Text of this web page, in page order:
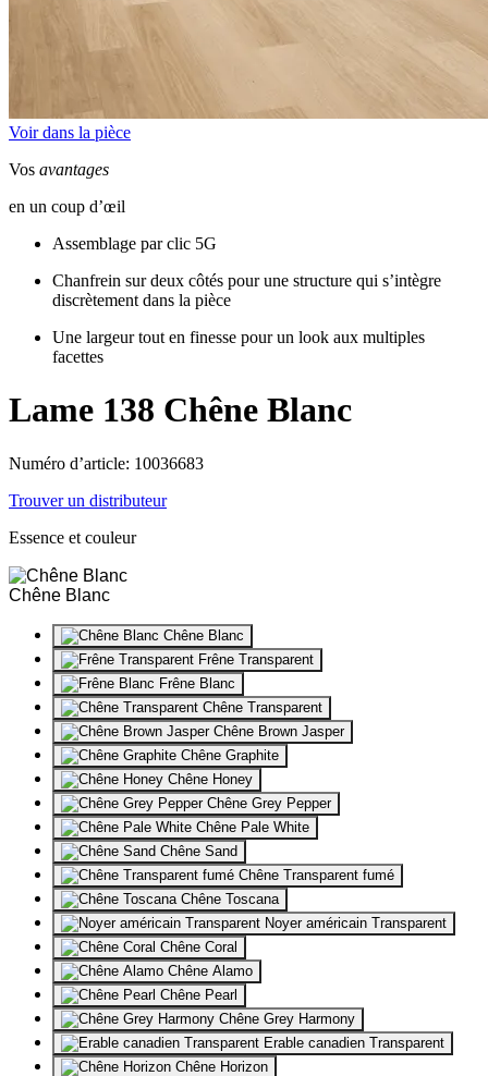
Voir dans la pièce
Vos avantages
en un coup d’œil
Assemblage par clic 5G
Chanfrein sur deux côtés pour une structure qui s’intègre
discrètement dans la pièce
Une largeur tout en finesse pour un look aux multiples
facettes
Lame 138 Chêne Blanc
Numéro d’article: 10036683
Trouver un distributeur
Essence et couleur
Chêne Blanc
Chêne Blanc
Frêne Transparent
Frêne Blanc
Chêne Transparent
Chêne Brown Jasper
Chêne Graphite
Chêne Honey
Chêne Grey Pepper
Chêne Pale White
Chêne Sand
Chêne Transparent fumé
Chêne Toscana
Noyer américain Transparent
Chêne Coral
Chêne Alamo
Chêne Pearl
Chêne Grey Harmony
Erable canadien Transparent
Chêne Horizon